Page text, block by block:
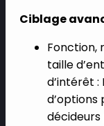
Ciblage
Fonction,
taille
d’intérêt :